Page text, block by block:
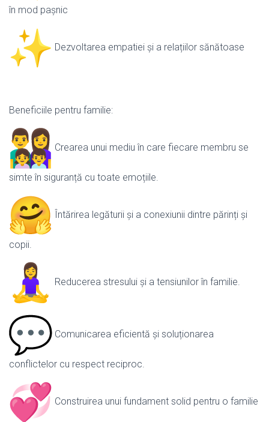
în mod pașnic
Dezvoltarea empatiei și a relațiilor sănătoase
Beneficiile pentru familie:
Crearea unui mediu în care fiecare membru se
simte în siguranță cu toate emoțiile.
Întărirea legăturii și a conexiunii dintre părinți și
copii.
Reducerea stresului și a tensiunilor în familie.
Comunicarea eficientă și soluționarea
conflictelor cu respect reciproc.
Construirea unui fundament solid pentru o familie